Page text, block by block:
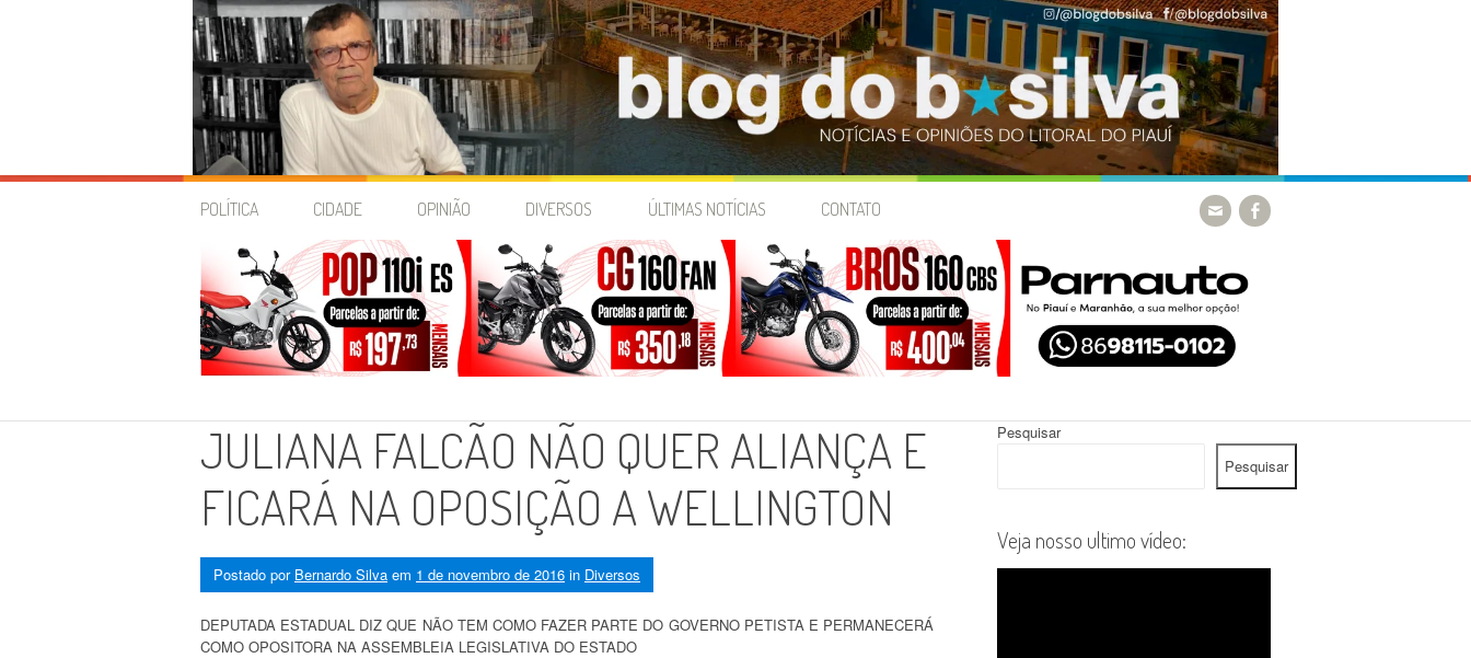
Skip
POLÍTICA CIDADE OPINIÃO DIVERSOS ÚLTIMAS NOTÍCIAS CONTATO
JULIANA FALCÃO NÃO QUER ALIANÇA E
FICARÁ NA OPOSIÇÃO A WELLINGTON
Postado por Bernardo Silva em 1 de novembro de 2016 in Diversos
DEPUTADA ESTADUAL DIZ QUE NÃO TEM COMO FAZER PARTE DO GOVERNO PETISTA E PERMANECERÁ
COMO OPOSITORA NA ASSEMBLEIA LEGISLATIVA DO ESTADO
Pesquisar
Pesquisar
Veja nosso ultimo vídeo: